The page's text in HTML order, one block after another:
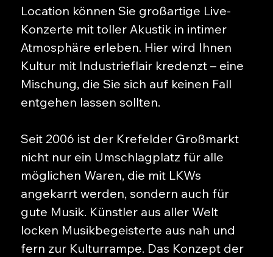
Location können Sie großartige Live-
Konzerte mit toller Akustik in intimer
Atmosphäre erleben. Hier wird Ihnen
Kultur mit Industrieflair kredenzt – eine
Mischung, die Sie sich auf keinen Fall
entgehen lassen sollten.
Seit 2006 ist der Krefelder Großmarkt
nicht nur ein Umschlagplatz für alle
möglichen Waren, die mit LKWs
angekarrt werden, sondern auch für
gute Musik. Künstler aus aller Welt
locken Musikbegeisterte aus nah und
fern zur Kulturrampe. Das Konzept der